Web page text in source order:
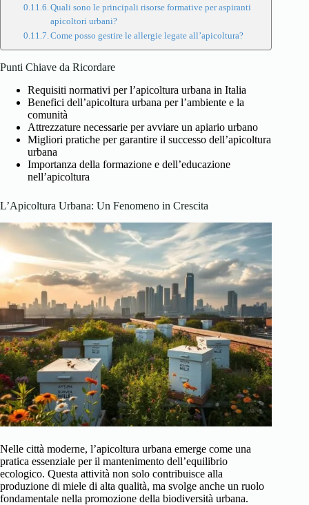
Quali sono le principali risorse formative per aspiranti
apicoltori urbani?
Come posso gestire le allergie legate all’apicoltura?
Punti Chiave da Ricordare
Requisiti normativi per l’apicoltura urbana in Italia
Benefici dell’apicoltura urbana per l’ambiente e la
comunità
Attrezzature necessarie per avviare un apiario urbano
Migliori pratiche per garantire il successo dell’apicoltura
urbana
Importanza della formazione e dell’educazione
nell’apicoltura
L’Apicoltura Urbana: Un Fenomeno in Crescita
Nelle città moderne, l’apicoltura urbana emerge come una
pratica essenziale per il mantenimento dell’equilibrio
ecologico. Questa attività non solo contribuisce alla
produzione di miele di alta qualità, ma svolge anche un ruolo
fondamentale nella promozione della biodiversità urbana.